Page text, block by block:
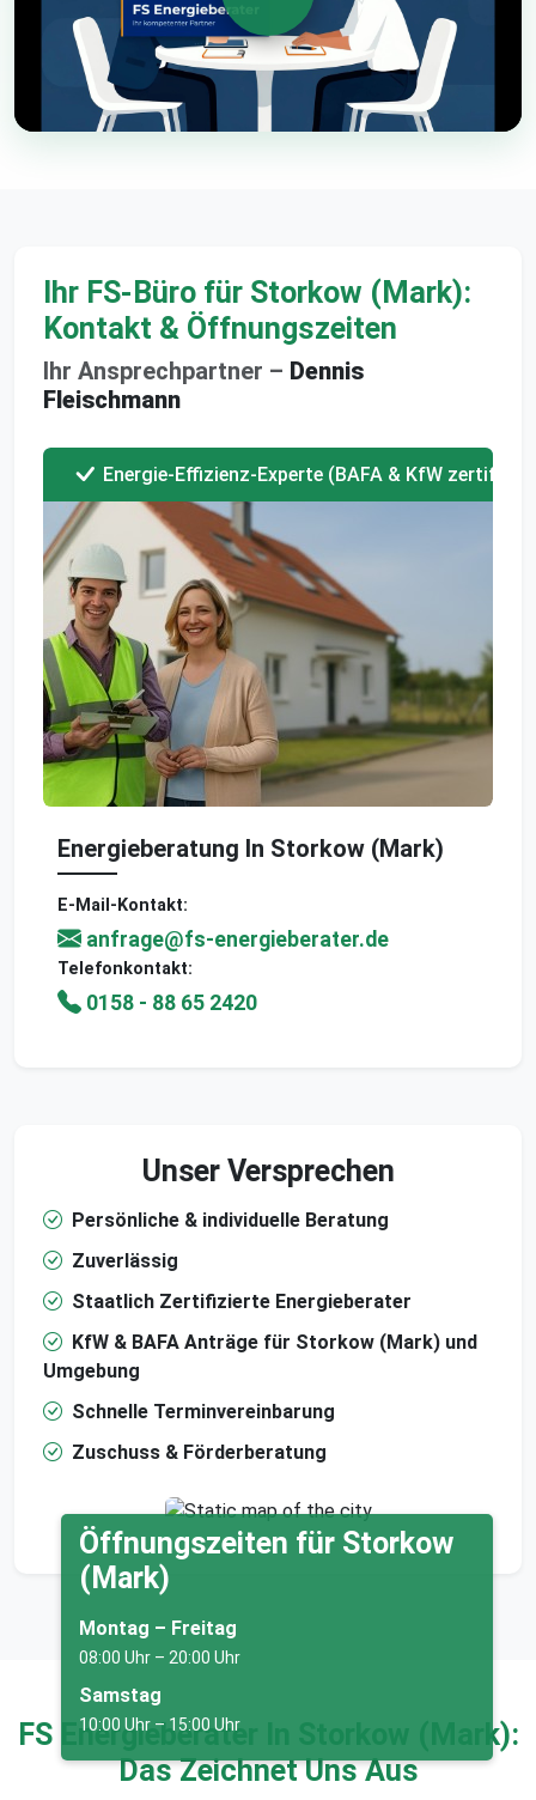
Ihr FS-Büro für Storkow (Mark):
Kontakt & Öffnungszeiten
Ihr Ansprechpartner – Dennis
Fleischmann
Energie-Effizienz-Experte (BAFA & KfW
Energieberatung In Storkow (Mark)
E-Mail-Kontakt:
anfrage@fs-energieberater.de
Telefonkontakt:
0158 - 88 65 2420
Unser Versprechen
Persönliche & individuelle Beratung
Zuverlässig
Staatlich Zertifizierte Energieberater
KfW & BAFA Anträge für Storkow (Mark) und
Umgebung
Schnelle Terminvereinbarung
Zuschuss & Förderberatung
Öffnungszeiten für Storkow
(Mark)
Montag – Freitag
08:00 Uhr – 20:00 Uhr
Samstag
10:00 Uhr – 15:00 Uhr
FS Energieberater In Storkow (Mark):
Das Zeichnet Uns Aus